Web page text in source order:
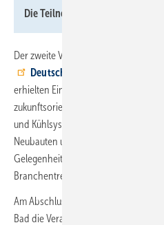
Die Teilnehmenden der
Der zweite Veranstaltungstag begann
Deutschen Gesellschaft für
erhielten Einblicke in barrierearmes,
zukunftsorientiertes Wohnen.
und Kühlsysteme von Blanke
Neubauten und Modernisierungen
Gelegenheiten für den fachlichen
Branchentrends.
Am Abschlusstag rundete ein Vortrag
Bad die Veranstaltung ab. Die